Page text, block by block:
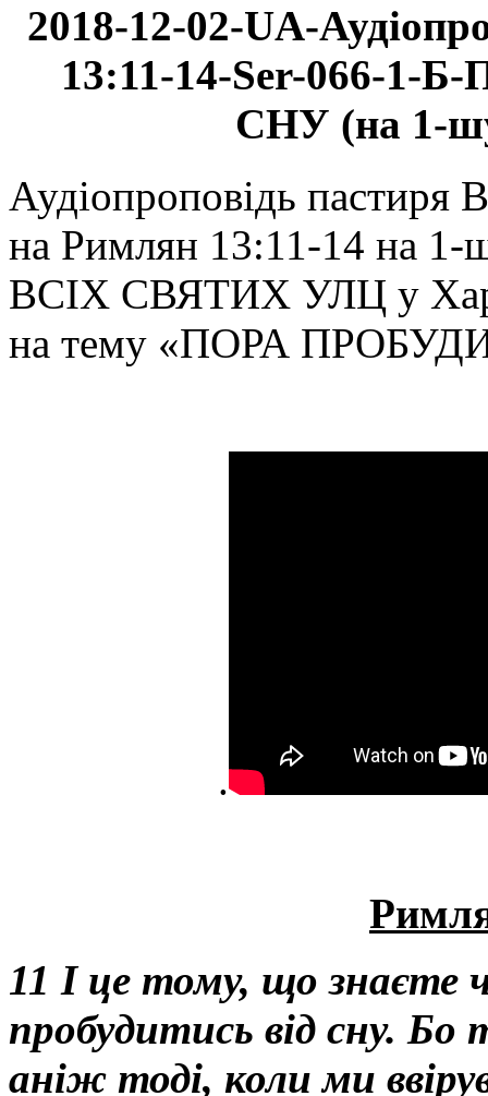
2018-12-02-UA-
13:11-14-Ser-066-
СНУ (на 1-
Аудіопроповідь пастиря
на Римлян 13:11-14 на 1-
ВСІХ СВЯТИХ УЛЦ у
на тему «ПОРА
.
11 І це тому, що знаєте
пробудитись від сну. Бо
аніж тоді, коли ми